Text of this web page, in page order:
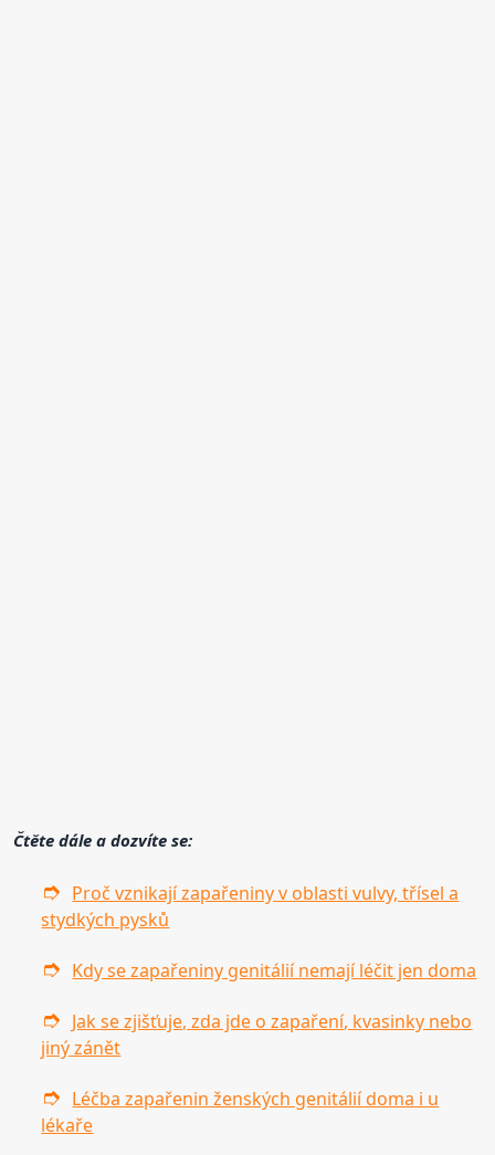
Čtěte dále a dozvíte se:
Proč vznikají zapařeniny v oblasti vulvy, třísel a
stydkých pysků
Kdy se zapařeniny genitálií nemají léčit jen doma
Jak se zjišťuje, zda jde o zapaření, kvasinky nebo
jiný zánět
Léčba zapařenin ženských genitálií doma i u
lékaře